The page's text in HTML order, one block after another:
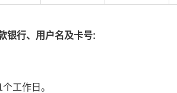
银行、用户名及卡号:
工作日。